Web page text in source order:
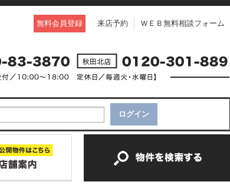
無料会員登録 来店予約 ＷＥＢ無料相談フォーム